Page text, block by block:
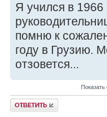
Я учился в
помню к
году в Грузию.
отзовется...
Ответить